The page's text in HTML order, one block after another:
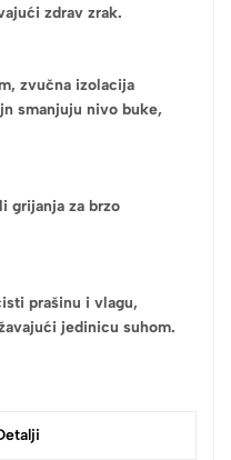
zdrav zrak.
zvučna izolacija
smanjuju nivo buke,
grijanja za brzo
prašinu i vlagu,
jedinicu suhom.